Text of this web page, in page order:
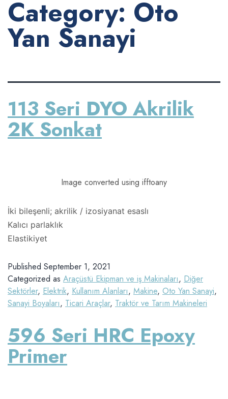
Category: Oto
Yan Sanayi
113 Seri DYO Akrilik
2K Sonkat
Image converted using ifftoany
İki bileşenli; akrilik / izosiyanat esaslı
Kalıcı parlaklık
Elastikiyet
Published September 1, 2021
Categorized as Araçüstü Ekipman ve iş Makinaları, Diğer
Sektörler, Elektrik, Kullanım Alanları, Makine, Oto Yan Sanayi,
Sanayi Boyaları, Ticari Araçlar, Traktör ve Tarım Makineleri
596 Seri HRC Epoxy
Primer